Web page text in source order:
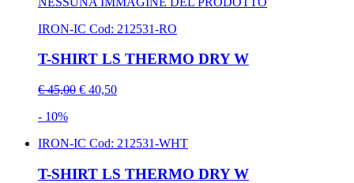
IRON-IC Cod: 212531-RO
T-SHIRT LS THERMO DRY W
€ 45,00 € 40,50
- 10%
IRON-IC Cod: 212531-WHT
T-SHIRT LS THERMO DRY W